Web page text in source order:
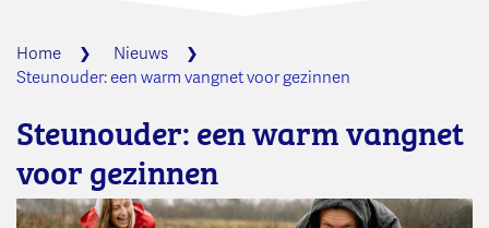
Home
Nieuws
Steunouder: een warm vangnet voor gezinnen
Steunouder: een warm vangnet
voor gezinnen